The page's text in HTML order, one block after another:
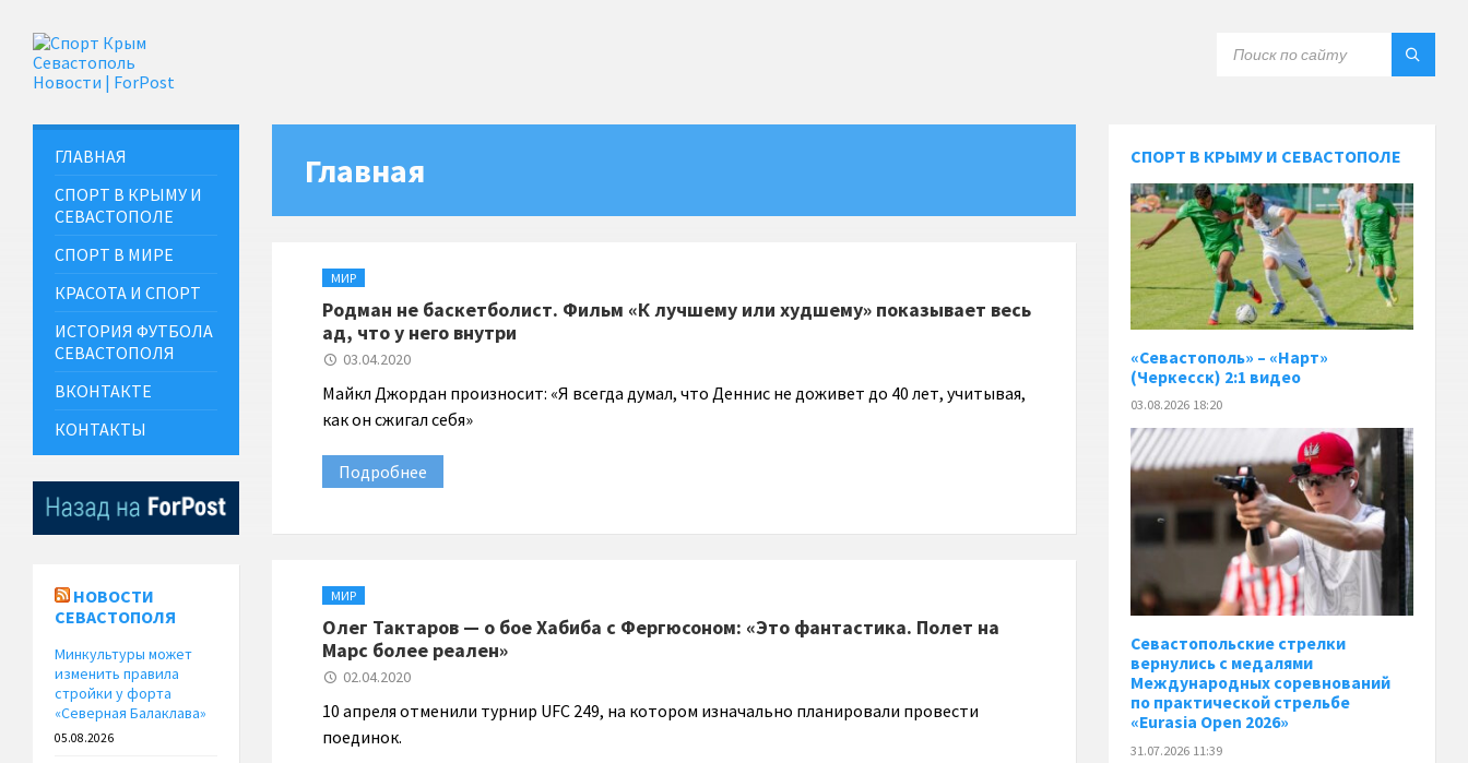
Главная
МИР
Родман не баскетболист. Фильм «К лучшему или худшему» показывает весь
ад, что у него внутри
03.04.2020
Майкл Джордан произносит: «Я всегда думал, что Деннис не доживет до 40 лет, учитывая,
как он сжигал себя»
Подробнее
МИР
Олег Тактаров — о бое Хабиба с Фергюсоном: «Это фантастика. Полет на
Марс более реален»
02.04.2020
10 апреля отменили турнир UFC 249, на котором изначально планировали провести
поединок.
ГЛАВНАЯ
СПОРТ В КРЫМУ И
СЕВАСТОПОЛЕ
СПОРТ В МИРЕ
КРАСОТА И СПОРТ
ИСТОРИЯ ФУТБОЛА
СЕВАСТОПОЛЯ
ВКОНТАКТЕ
КОНТАКТЫ
НОВОСТИ
СЕВАСТОПОЛЯ
Минкультуры может
изменить правила
стройки у форта
«Северная Балаклава»
05.08.2026
СПОРТ В КРЫМУ И СЕВАСТОПОЛЕ
«Севастополь» – «Нарт»
(Черкесск) 2:1 видео
03.08.2026 18:20
Севастопольские стрелки
вернулись с медалями
Международных соревнований
по практической стрельбе
«Eurasia Open 2026»
31.07.2026 11:39